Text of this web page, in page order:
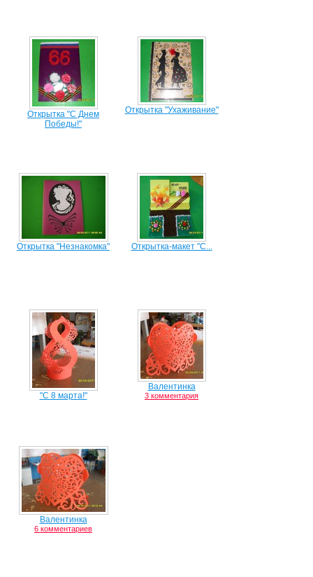
Открытка "С Днем
Победы!"
Открытка "Ухаживание"
Открытка "Незнакомка" Открытка-макет "С...
"С 8 марта!"
Валентинка
3 комментария
Валентинка
6 комментариев